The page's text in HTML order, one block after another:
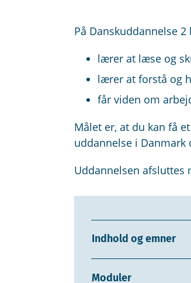
På Danskuddannelse
lærer at læse og
lærer at forstå og
får viden om
Målet er, at du kan få
uddannelse i Danmark
Uddannelsen afsluttes
Indhold og emner
Moduler